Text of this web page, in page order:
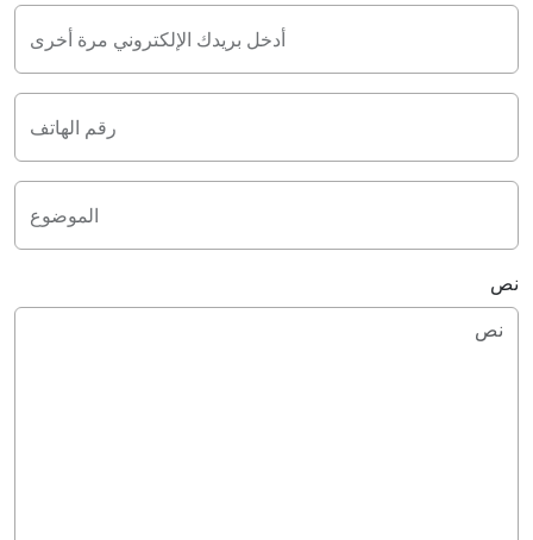
أدخل بريدك الإلكتروني مرة أخرى
رقم الهاتف
الموضوع
نص